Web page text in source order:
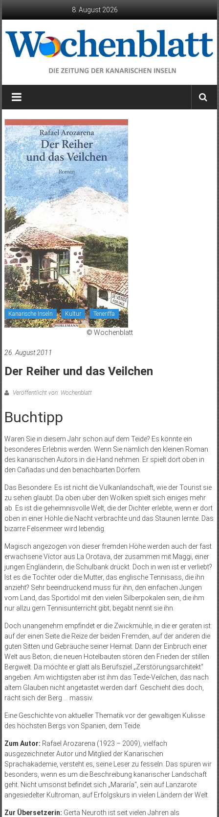
8. August 2026
Wochenblatt
die
der
Kanarischen
Inseln
Kanarische Inseln Kultur Teneriffa
© Wochenblatt
26. August 2011
Der Reiher und das Veilchen
Veröffentlicht von: Wochenblatt
Buchtipp
Waren Sie in diesem Jahr schon auf dem Teide? Es könnte ein
besonderes Erlebnis werden. Wenn Sie nämlich den kleinen Roman
des kanarischen Autors in die Hand nehmen. Er spielt dort oben in
den Cañadas und den benachbarten Dörfern.
Das Besondere: Es ist nicht die Vulkanlandschaft, wie der Tourist sie
zu sehen glaubt. Da oben über den Wolken spielt sich einiges mehr
ab. Es ist die geheimnisvolle Welt, die der Dichter erlebte, wenn er dort
oben in einer Höhle die Nacht verbrachte und das Staunen lernte. Das
bizarre Felsenmeer wird lebendig.
Magisch angezogen von dieser fremden Höhe werden auch der fast
erwachsene Víctor aus La Orotava, der zusammen mit Maggi, einer
jungen Engländerin, die Schulbank drückt. Doch in wen ist er verliebt?
Ist es die Tochter oder die Mutter, das englische Tennisass, die ihn
anzieht? Sehr beeindruckend muss für ihn, den einfachen Jungen
vom Land, das Sportidol mit den vielen Silberpokalen sein, die ihm
nur allzu gern Tennisunterricht gibt; begabt nennt sie ihn.
Doch unangenehm empfindet er die Zwickmühle, in die er geraten ist:
auf der einen Seite die Reize der beiden Fremden, auf der anderen die
guten Sitten und Gebräuche seiner Heimat. Dann der Einbruch einer
Welt aus Beton; die neuen Hotelbauten stören den Frieden der stillen
Bergwelt. Da möchte er glatt als Berufsziel „Zerstörungsarchitekt“
angeben. Am wichtigsten aber ist ihm das Teide-Veilchen, das nach
altem Glauben nicht angetastet werden darf. Geschieht dies doch,
rächt sich der Berg … massiv.
Eine Geschichte von aktueller Thematik vor der gewaltigen Kulisse
des höchsten Bergs von Spanien, dem Teide.
Zum Autor: Rafael Arozarena (1923 – 2009), vielfach
ausgezeichneter Autor und Mitglied der Kanarischen
Sprachakademie, versteht es, seine Leser zu fesseln. Das spüren wir
besonders, wenn es um die Beschreibung kanarischer Landschaft
geht. Nicht umsonst befindet sich „Mararía“, sein auf Lanzarote
angesiedelter Kultroman, auf Erfolgskurs in vielen Ländern der Welt.
Zur Übersetzerin: Gerta Neuroth ist seit vielen Jahren als